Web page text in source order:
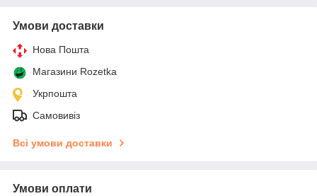
Умови доставки
Нова Пошта
Магазини Rozetka
Укрпошта
Самовивіз
Всі умови доставки
Умови оплати